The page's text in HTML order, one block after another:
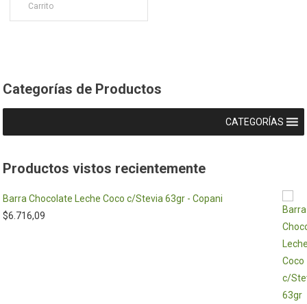
Carrito
Categorías de Productos
CATEGORÍAS
Productos vistos recientemente
Barra Chocolate Leche Coco c/Stevia 63gr - Copani
$6.716,09